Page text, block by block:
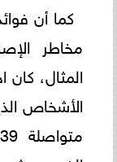
كما أن
مخاطر
المثال،